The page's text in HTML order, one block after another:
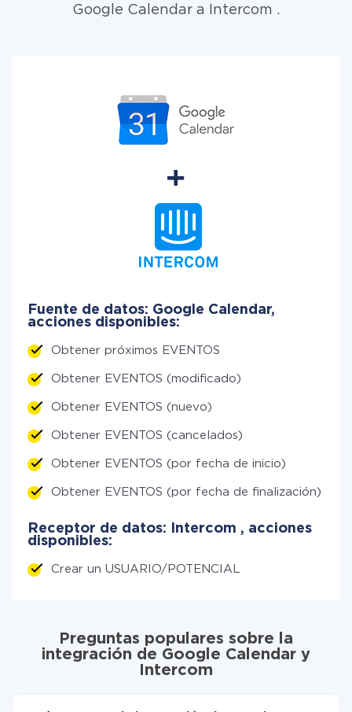
Google Calendar a Intercom .
Fuente de datos: Google Calendar,
acciones disponibles:
Obtener próximos EVENTOS
Obtener EVENTOS (modificado)
Obtener EVENTOS (nuevo)
Obtener EVENTOS (cancelados)
Obtener EVENTOS (por fecha de inicio)
Obtener EVENTOS (por fecha de finalización)
Receptor de datos: Intercom , acciones
disponibles:
Crear un USUARIO/POTENCIAL
Preguntas populares sobre la
integración de Google Calendar y
Intercom